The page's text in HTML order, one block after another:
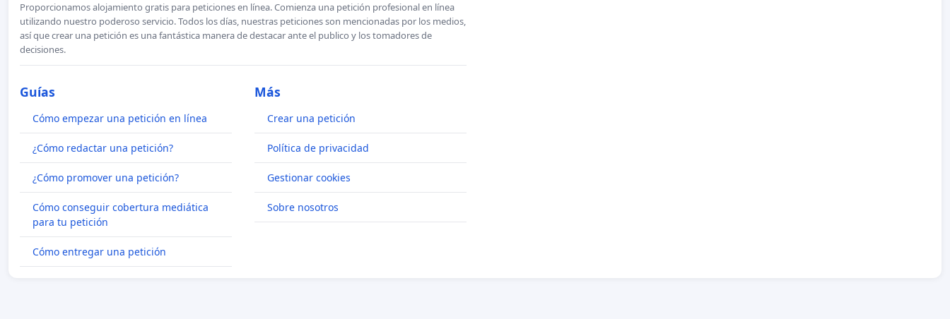
Proporcionamos alojamiento gratis para peticiones en línea. Comienza una petición profesional en línea
utilizando nuestro poderoso servicio. Todos los días, nuestras peticiones son mencionadas por los medios,
así que crear una petición es una fantástica manera de destacar ante el publico y los tomadores de
decisiones.
Guías
Cómo empezar una petición en línea
¿Cómo redactar una petición?
¿Cómo promover una petición?
Cómo conseguir cobertura mediática
para tu petición
Cómo entregar una petición
Más
Crear una petición
Política de privacidad
Gestionar cookies
Sobre nosotros